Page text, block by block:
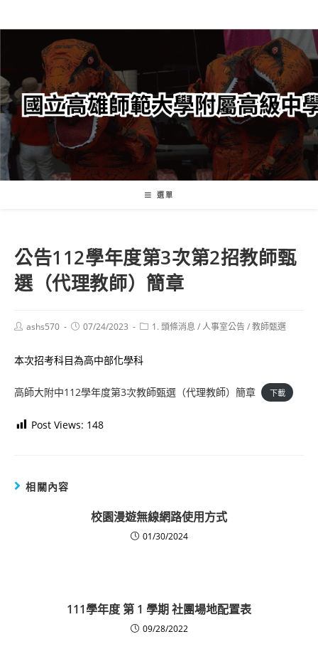
轉
要
內
容
選單
公告112學年度第3次第2招教師甄
選（代理教師）簡章
Postashs570
Post07/24/2023
Post1. 頭條消息 /人事室公告/教師甄選
本次招考科目為高中部化學科
高師大附中112學年度第3次教師甄選（代理教師）簡章 下載
Post Views: 148
相關內容
校園漫遊無線網路使用方式
01/30/2024
111學年度 第 1 學期 社團場地配置表
09/28/2022